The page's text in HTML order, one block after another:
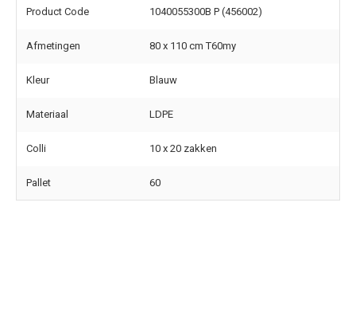
Product Code 1040055300B P (456002)
Afmetingen 80 x 110 cm T60my
Kleur Blauw
Materiaal LDPE
Colli 10 x 20 zakken
Pallet 60